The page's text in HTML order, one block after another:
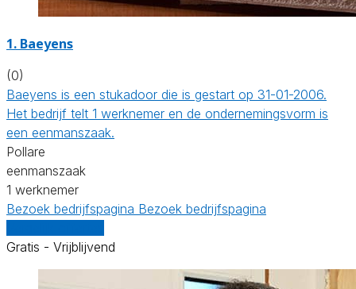
1. Baeyens
(0)
Baeyens is een stukadoor die is gestart op 31-01-2006.
Het bedrijf telt 1 werknemer en de ondernemingsvorm is
een eenmanszaak.
Pollare
eenmanszaak
1 werknemer
Bezoek bedrijfspagina Bezoek bedrijfspagina
Gratis - Vrijblijvend